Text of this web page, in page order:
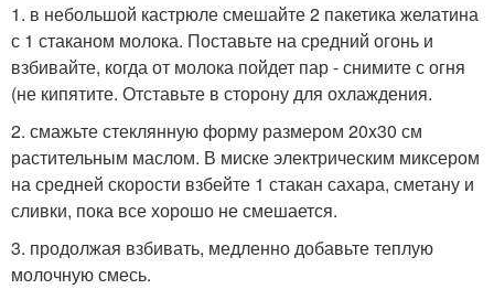
1. в небольшой кастрюле смешайте 2 пакетика желатина
с 1 стаканом молока. Поставьте на средний огонь и
взбивайте, когда от молока пойдет пар - снимите с огня
(не кипятите. Отставьте в сторону для охлаждения.
2. смажьте стеклянную форму размером 20x30 см
растительным маслом. В миске электрическим миксером
на средней скорости взбейте 1 стакан сахара, сметану и
сливки, пока все хорошо не смешается.
3. продолжая взбивать, медленно добавьте теплую
молочную смесь.